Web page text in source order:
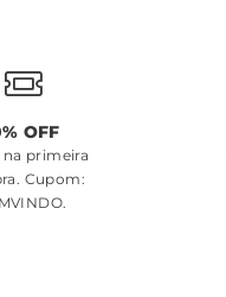
OFF
na primeira
Cupom:
.